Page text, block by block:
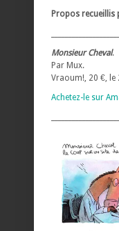
Propos recueillis
Monsieur Cheval.
Par Mux.
Vraoum!, 20 €, le
Achetez-le sur